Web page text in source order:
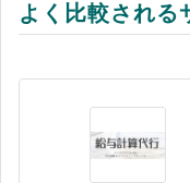
ステムです。基
帳票も作成でき
「日付」「プル
ため、業務に応
よく比較される